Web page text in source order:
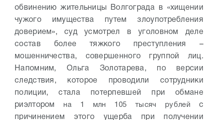
обвинению жительницы Волгограда в «хищении
чужого имущества путем злоупотребления
доверием», суд усмотрел в уголовном деле
состав более тяжкого преступления –
мошенничества, совершенного группой лиц.
Напомним, Ольга Золотарева, по версии
следствия, которое проводили сотрудники
полиции, стала потерпевшей при обмане
риэлтором на 1 млн 105 тысяч рублей с
причинением этого ущерба при получении